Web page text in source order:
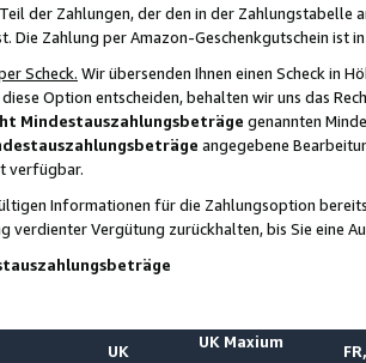
der Zahlungen, der den in der
Die Zahlung per Amazon-Geschenkgutschein ist
Scheck. Wir übersenden Ihnen einen Scheck in
Option entscheiden, behalten wir uns das
Mindestauszahlungsbeträge genannten
angegebene
verfügbar.
Informationen für die Zahlungsoption
verdienter Vergütung zurückhalten, bis Sie
UK
UK Maxium